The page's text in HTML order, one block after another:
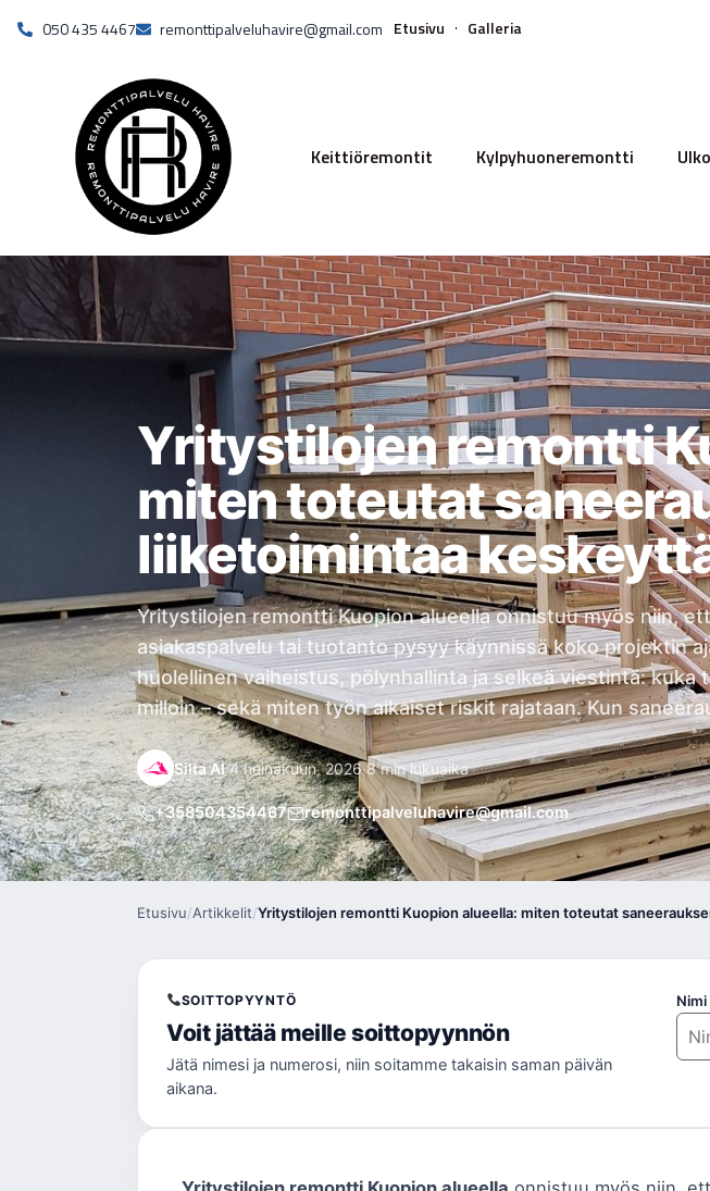
050 435 4467 remonttipalveluhavire@gmail.com Etusivu Galleria
Keittiöremontit Kylpyhuoneremontti
Yritystilojen remontti
miten toteutat
liiketoimintaa
Yritystilojen remontti Kuopion alueella onnistuu myös niin,
asiakaspalvelu tai tuotanto pysyy käynnissä koko projektin
huolellinen vaiheistus, pölynhallinta ja selkeä viestintä: kuka
milloin – sekä miten työn aikaiset riskit rajataan. Kun
Silta AI·4 heinäkuun, 2026·8 min lukuaika
+358504354467 remonttipalveluhavire@gmail.com
Etusivu/Artikkelit/Yritystilojen remontti Kuopion alueella: miten toteutat
SOITTOPYYNTÖ
Voit jättää meille soittopyynnön
Jätä nimesi ja numerosi, niin soitamme takaisin saman päivän
aikana.
Nimi